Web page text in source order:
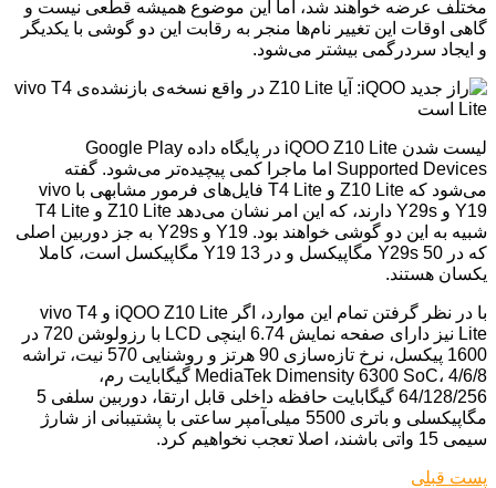
مختلف عرضه خواهند شد، اما این موضوع همیشه قطعی نیست و
گاهی اوقات این تغییر نام‌ها منجر به رقابت این دو گوشی با یکدیگر
و ایجاد سردرگمی بیشتر می‌شود.
لیست شدن iQOO Z10 Lite در پایگاه داده Google Play
Supported Devices اما ماجرا کمی پیچیده‌تر می‌شود. گفته
می‌شود که Z10 Lite و T4 Lite فایل‌های فرمور مشابهی با vivo
Y19 و Y29s دارند، که این امر نشان می‌دهد Z10 Lite و T4 Lite
شبیه به این دو گوشی خواهند بود. Y19 و Y29s به جز دوربین اصلی
که در Y29s 50 مگاپیکسل و در Y19 13 مگاپیکسل است، کاملا
یکسان هستند.
با در نظر گرفتن تمام این موارد، اگر iQOO Z10 Lite و vivo T4
Lite نیز دارای صفحه نمایش 6.74 اینچی LCD با رزولوشن 720 در
1600 پیکسل، نرخ تازه‌سازی 90 هرتز و روشنایی 570 نیت، تراشه
MediaTek Dimensity 6300 SoC، 4/6/8 گیگابایت رم،
64/128/256 گیگابایت حافظه داخلی قابل ارتقا، دوربین سلفی 5
مگاپیکسلی و باتری 5500 میلی‌آمپر ساعتی با پشتیبانی از شارژ
سیمی 15 واتی باشند، اصلا تعجب نخواهیم کرد.
پست قبلی